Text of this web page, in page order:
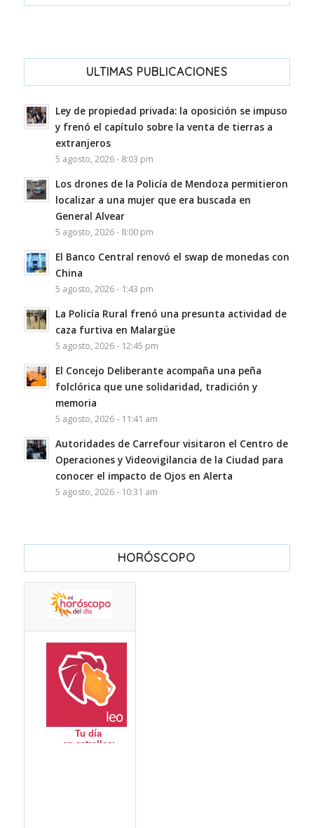
ULTIMAS PUBLICACIONES
Ley de propiedad privada: la oposición se impuso
y frenó el capítulo sobre la venta de tierras a
extranjeros
5 agosto, 2026 - 8:03 pm
Los drones de la Policía de Mendoza permitieron
localizar a una mujer que era buscada en
General Alvear
5 agosto, 2026 - 8:00 pm
El Banco Central renovó el swap de monedas con
China
5 agosto, 2026 - 1:43 pm
La Policía Rural frenó una presunta actividad de
caza furtiva en Malargüe
5 agosto, 2026 - 12:45 pm
El Concejo Deliberante acompaña una peña
folclórica que une solidaridad, tradición y
memoria
5 agosto, 2026 - 11:41 am
Autoridades de Carrefour visitaron el Centro de
Operaciones y Videovigilancia de la Ciudad para
conocer el impacto de Ojos en Alerta
5 agosto, 2026 - 10:31 am
HORÓSCOPO